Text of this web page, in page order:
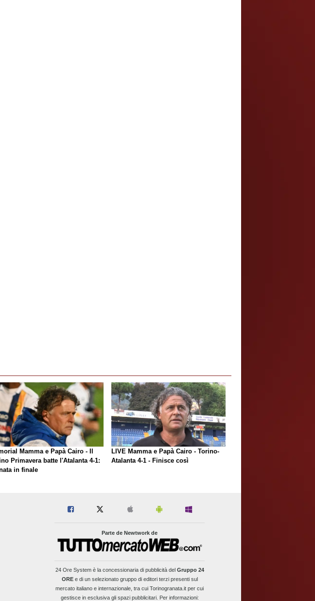
Mamma e Papà Cairo - Il
Primavera batte l'Atalanta 4-1:
in finale
LIVE Mamma e Papà Cairo - Torino-
Atalanta 4-1 - Finisce così
Parte de Newtwork de
24 Ore Systemè la concessionaria di pubblicità del Gruppo 24
OREe di un selezionato gruppo di editori terzi presenti sul
mercato italiano e internazionale, tra cui Torinogranata.it per cui
gestisce in esclusiva gli spazi pubblicitari. Per informazioni: